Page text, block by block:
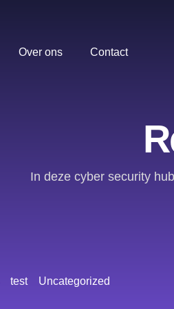
Over ons Contact
In deze cyber security
test Uncategorized